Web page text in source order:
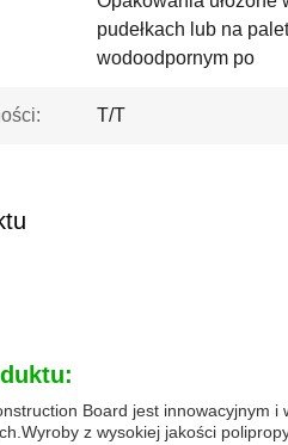
pudełkach lub na
wodoodpornym po
T/T
Board jest innowacyjnym
z wysokiej jakości